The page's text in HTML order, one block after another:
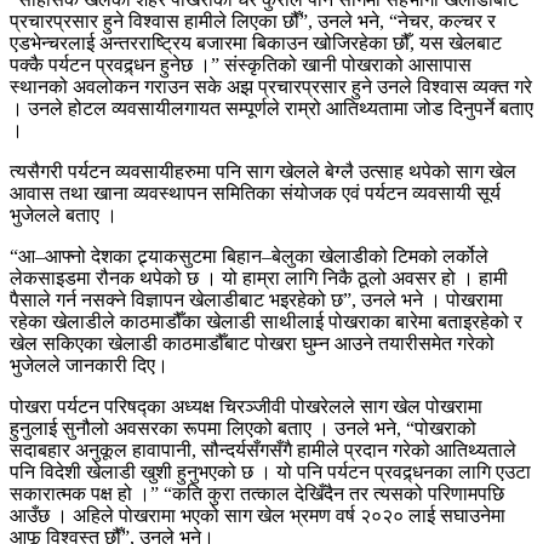
प्रचारप्रसार हुने विश्वास हामीले लिएका छौँ”, उनले भने, “नेचर, कल्चर र
एडभेन्चरलाई अन्तरराष्ट्रिय बजारमा बिकाउन खोजिरहेका छौँ, यस खेलबाट
पक्कै पर्यटन प्रवद्र्धन हुनेछ ।” संस्कृतिको खानी पोखराको आसापास
स्थानको अवलोकन गराउन सके अझ प्रचारप्रसार हुने उनले विश्वास व्यक्त गरे
। उनले होटल व्यवसायीलगायत सम्पूर्णले राम्रो आतिथ्यतामा जोड दिनुपर्ने बताए
।
त्यसैगरी पर्यटन व्यवसायीहरुमा पनि साग खेलले बेग्लै उत्साह थपेको साग खेल
आवास तथा खाना व्यवस्थापन समितिका संयोजक एवं पर्यटन व्यवसायी सूर्य
भुजेलले बताए ।
“आ–आफ्नो देशका ट्र्याकसुटमा बिहान–बेलुका खेलाडीको टिमको लर्कोले
लेकसाइडमा रौनक थपेको छ । यो हाम्रा लागि निकै ठूलो अवसर हो । हामी
पैसाले गर्न नसक्ने विज्ञापन खेलाडीबाट भइरहेको छ”, उनले भने । पोखरामा
रहेका खेलाडीले काठमाडौँका खेलाडी साथीलाई पोखराका बारेमा बताइरहेको र
खेल सकिएका खेलाडी काठमाडौँबाट पोखरा घुम्न आउने तयारीसमेत गरेको
भुजेलले जानकारी दिए।
पोखरा पर्यटन परिषद्का अध्यक्ष चिरञ्जीवी पोखरेलले साग खेल पोखरामा
हुनुलाई सुनौलो अवसरका रूपमा लिएको बताए । उनले भने, “पोखराको
सदाबहार अनुकूल हावापानी, सौन्दर्यसँगसँगै हामीले प्रदान गरेको आतिथ्यताले
पनि विदेशी खेलाडी खुशी हुनुभएको छ । यो पनि पर्यटन प्रवद्र्धनका लागि एउटा
सकारात्मक पक्ष हो ।” “कति कुरा तत्काल देखिँदैन तर त्यसको परिणामपछि
आउँछ । अहिले पोखरामा भएको साग खेल भ्रमण वर्ष २०२० लाई सघाउनेमा
आफू विश्वस्त छौँ”, उनले भने।